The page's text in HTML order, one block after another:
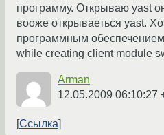
программу. Открываю yast
вооже открываеться yast.
программным
while creating client module
Arman
12.05.2009 06:10:27
Ссылка